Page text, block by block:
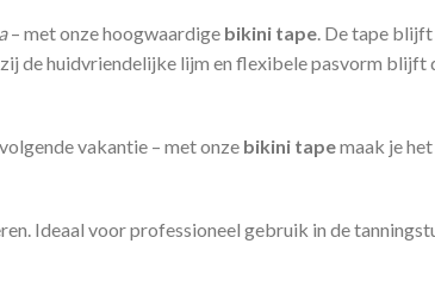
– met onze hoogwaardige bikini tape. De tape
de huidvriendelijke lijm en flexibele pasvorm
vakantie – met onze bikini tapemaak je
Ideaal voor professioneel gebruik in de